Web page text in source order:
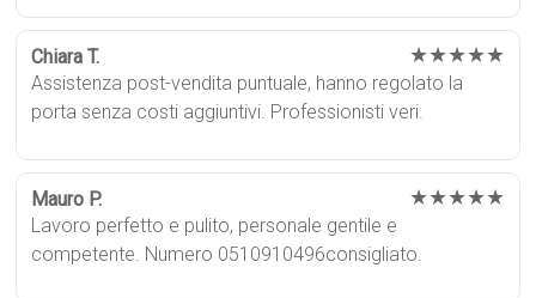
Chiara T. ★★★★★
Assistenza post-vendita puntuale, hanno regolato la
porta senza costi aggiuntivi. Professionisti veri.
Mauro P. ★★★★★
Lavoro perfetto e pulito, personale gentile e
competente. Numero 0510910496consigliato.